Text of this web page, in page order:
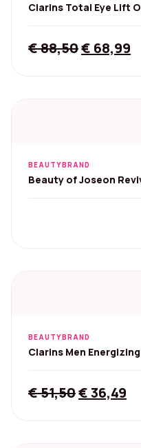
Clarins Total Eye Lift
€88,50Original
€ 68,99
BEAUTYBRAND
Beauty of Joseon
BEAUTYBRAND
Clarins Men
€51,50Original
€36,49